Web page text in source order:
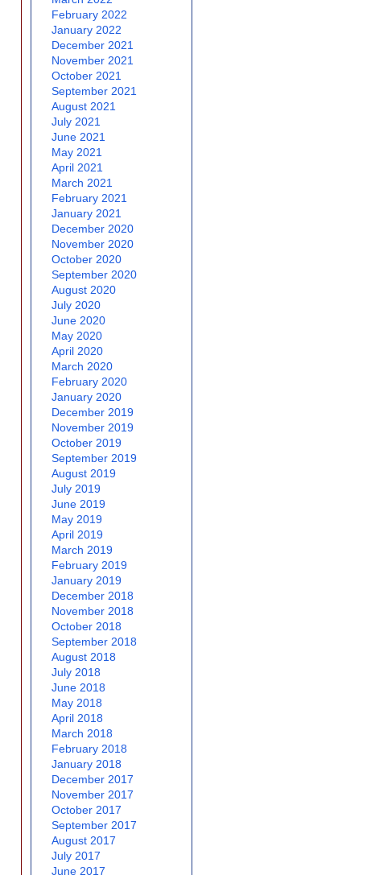
February 2022
January 2022
December 2021
November 2021
October 2021
September 2021
August 2021
July 2021
June 2021
May 2021
April 2021
March 2021
February 2021
January 2021
December 2020
November 2020
October 2020
September 2020
August 2020
July 2020
June 2020
May 2020
April 2020
March 2020
February 2020
January 2020
December 2019
November 2019
October 2019
September 2019
August 2019
July 2019
June 2019
May 2019
April 2019
March 2019
February 2019
January 2019
December 2018
November 2018
October 2018
September 2018
August 2018
July 2018
June 2018
May 2018
April 2018
March 2018
February 2018
January 2018
December 2017
November 2017
October 2017
September 2017
August 2017
July 2017
June 2017